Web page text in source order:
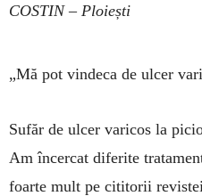
COSTIN – Ploiești
„Mă pot vindeca de ulcer
Sufăr de ulcer varicos la
Am încercat diferite
foarte mult pe cititorii